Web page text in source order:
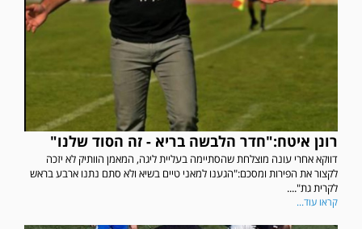
רונן איטח:"חדר הלבשה בריא - זה הסוד שלנו"
דווקא אחרי עונה מוצלחת שהסתיימה בעליית ליגה, המאמן הוותיק לא יזכה
לקצור את הפירות ומסכם:"הגענו למאני טיים בשיא ולא סתם נתנו ארבע בראש
לקרית גת"....
קראו עוד...